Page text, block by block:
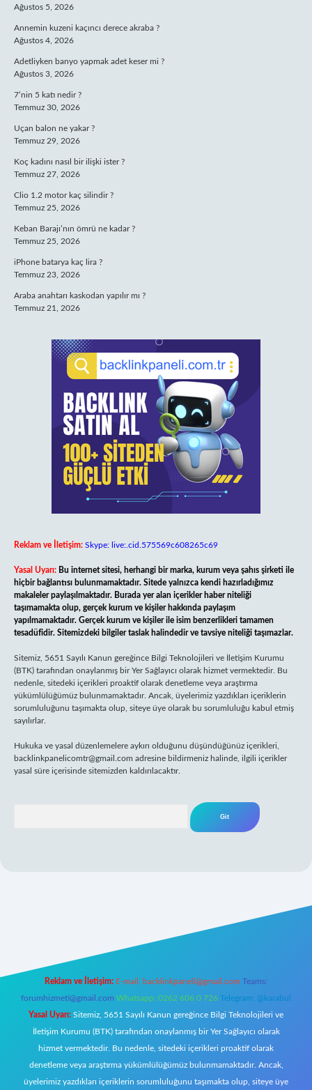
Ağustos 5, 2026
Annemin kuzeni kaçıncı derece akraba ?
Ağustos 4, 2026
Adetliyken banyo yapmak adet keser mi ?
Ağustos 3, 2026
7’nin 5 katı nedir ?
Temmuz 30, 2026
Uçan balon ne yakar ?
Temmuz 29, 2026
Koç kadını nasıl bir ilişki ister ?
Temmuz 27, 2026
Clio 1.2 motor kaç silindir ?
Temmuz 25, 2026
Keban Barajı’nın ömrü ne kadar ?
Temmuz 25, 2026
iPhone batarya kaç lira ?
Temmuz 23, 2026
Araba anahtarı kaskodan yapılır mı ?
Temmuz 21, 2026
Reklam ve İletişim: Skype: live:.cid.575569c608265c69
Yasal Uyarı: Bu internet sitesi, herhangi bir marka, kurum veya şahıs şirketi ile
hiçbir bağlantısı bulunmamaktadır. Sitede yalnızca kendi hazırladığımız
makaleler paylaşılmaktadır. Burada yer alan içerikler haber niteliği
taşımamakta olup, gerçek kurum ve kişiler hakkında paylaşım
yapılmamaktadır. Gerçek kurum ve kişiler ile isim benzerlikleri tamamen
tesadüfidir. Sitemizdeki bilgiler taslak halindedir ve tavsiye niteliği taşımazlar.
Sitemiz, 5651 Sayılı Kanun gereğince Bilgi Teknolojileri ve İletişim Kurumu
(BTK) tarafından onaylanmış bir Yer Sağlayıcı olarak hizmet vermektedir. Bu
nedenle, sitedeki içerikleri proaktif olarak denetleme veya araştırma
yükümlülüğümüz bulunmamaktadır. Ancak, üyelerimiz yazdıkları içeriklerin
sorumluluğunu taşımakta olup, siteye üye olarak bu sorumluluğu kabul etmiş
sayılırlar.
Hukuka ve yasal düzenlemelere aykırı olduğunu düşündüğünüz içerikleri,
backlinkpanelicomtr@gmail.com adresine bildirmeniz halinde, ilgili içerikler
yasal süre içerisinde sitemizden kaldırılacaktır.
Reklam ve İletişim: E-mail: backlinkpaneli@gmail.com Teams:
forumhizmeti@gmail.com Whatsapp: 0262 606 0 726 Telegram: @karabul
Yasal Uyarı: Sitemiz, 5651 Sayılı Kanun gereğince Bilgi Teknolojileri ve
İletişim Kurumu (BTK) tarafından onaylanmış bir Yer Sağlayıcı olarak
hizmet vermektedir. Bu nedenle, sitedeki içerikleri proaktif olarak
denetleme veya araştırma yükümlülüğümüz bulunmamaktadır. Ancak,
üyelerimiz yazdıkları içeriklerin sorumluluğunu taşımakta olup, siteye üye